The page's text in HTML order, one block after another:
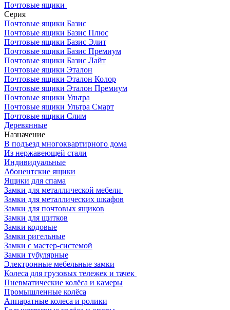
Почтовые ящики
Серия
Почтовые ящики Базис
Почтовые ящики Базис Плюс
Почтовые ящики Базис Элит
Почтовые ящики Базис Премиум
Почтовые ящики Базис Лайт
Почтовые ящики Эталон
Почтовые ящики Эталон Колор
Почтовые ящики Эталон Премиум
Почтовые ящики Ультра
Почтовые ящики Ультра Смарт
Почтовые ящики Слим
Деревянные
Назначение
В подъезд многоквартирного дома
Из нержавеющей стали
Индивидуальные
Абонентские ящики
Ящики для спама
Замки для металлической мебели
Замки для металлических шкафов
Замки для почтовых ящиков
Замки для щитков
Замки кодовые
Замки ригельные
Замки с мастер-системой
Замки тубулярные
Электронные мебельные замки
Колеса для грузовых тележек и тачек
Пневматические колёса и камеры
Промышленные колёса
Аппаратные колеса и ролики